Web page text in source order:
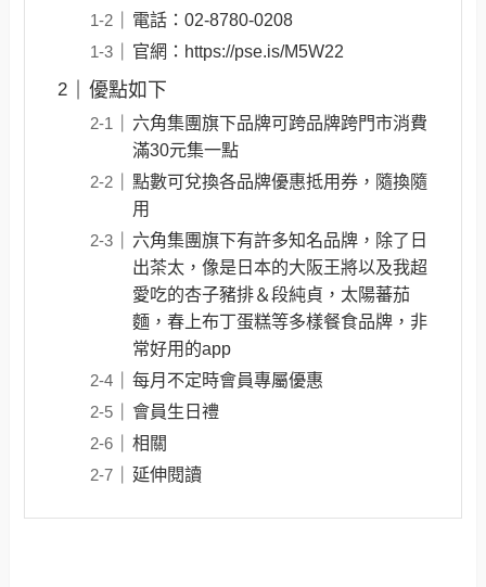
電話：02-8780-0208
官網：https://pse.is/M5W22
優點如下
六角集團旗下品牌可跨品牌跨門市消費
滿30元集一點
點數可兌換各品牌優惠抵用券，隨換隨
用
六角集團旗下有許多知名品牌，除了日
出茶太，像是日本的大阪王將以及我超
愛吃的杏子豬排＆段純貞，太陽蕃茄
麵，春上布丁蛋糕等多樣餐食品牌，非
常好用的app
每月不定時會員專屬優惠
會員生日禮
相關
延伸閱讀